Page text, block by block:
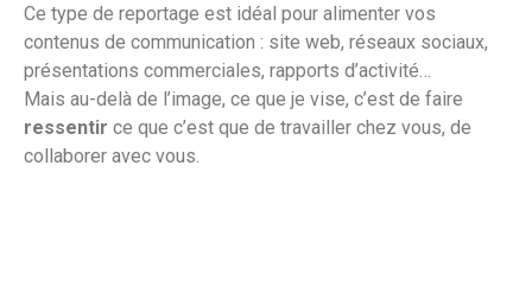
Ce type de reportage est idéal pour alimenter vos
contenus de communication : site web, réseaux sociaux,
présentations commerciales, rapports d’activité…
Mais au-delà de l’image, ce que je vise, c’est de faire
ressentir ce que c’est que de travailler chez vous, de
collaborer avec vous.